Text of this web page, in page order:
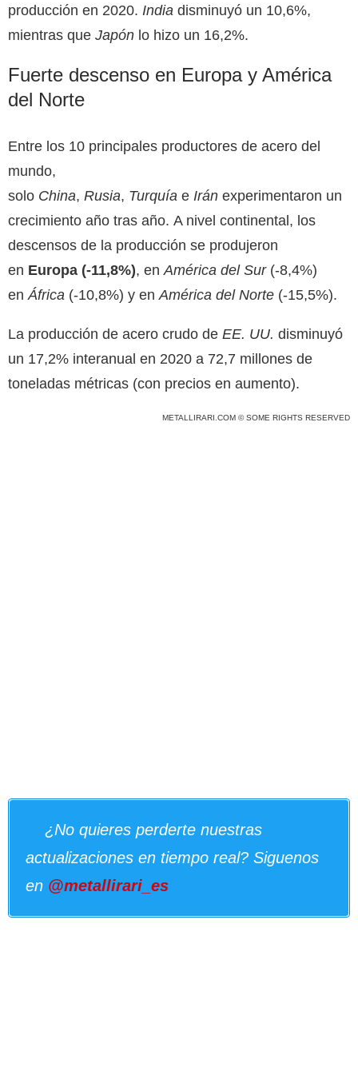
producción en 2020. India disminuyó un 10,6%,
mientras que Japón lo hizo un 16,2%.
Fuerte descenso en Europa y América
del Norte
Entre los 10 principales productores de acero del
mundo,
solo China, Rusia, Turquía e Irán experimentaron un
crecimiento año tras año. A nivel continental, los
descensos de la producción se produjeron
en Europa (-11,8%), en América del Sur(-8,4%)
en África (-10,8%) y en América del Norte (-15,5%).
La producción de acero crudo de EE. UU. disminuyó
un 17,2% interanual en 2020 a 72,7 millones de
toneladas métricas (con precios en aumento).
METALLIRARI.COM © SOME RIGHTS RESERVED
¿No quieres perderte nuestras
actualizaciones en tiempo real? Siguenos
en @metallirari_es